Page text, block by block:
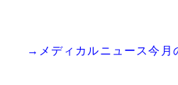
→メディカルニュース今月